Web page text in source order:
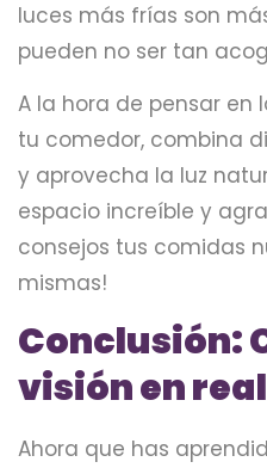
luces más frías son
pueden no ser tan
A la hora de pensar en
tu comedor, combina
y aprovecha la luz
espacio increíble y
consejos tus comidas
mismas!
Conclusión:
visión en
Ahora que has